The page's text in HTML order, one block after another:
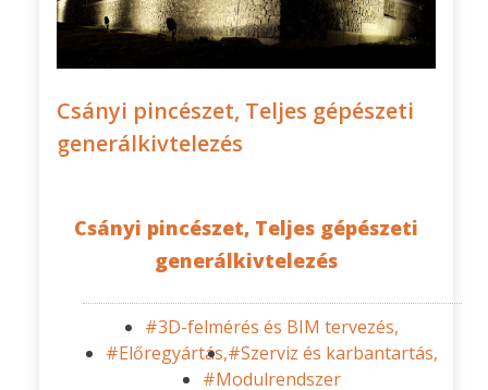
Csányi pincészet, Teljes gépészeti
generálkivtelezés
Csányi pincészet, Teljes gépészeti
generálkivtelezés
#3D-felmérés és BIM tervezés,
#Előregyártás,#Szerviz és karbantartás,
#Modulrendszer